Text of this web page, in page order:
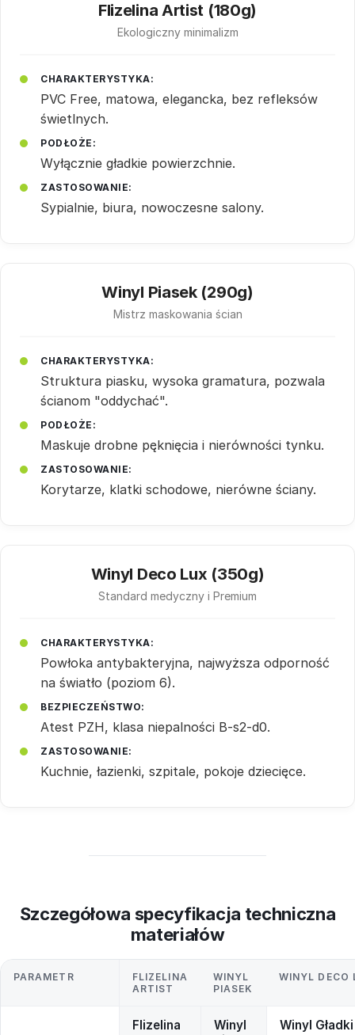
Flizelina Artist (180g)
Ekologiczny minimalizm
CHARAKTERYSTYKA:
PVC Free, matowa, elegancka, bez refleksów
świetlnych.
PODŁOŻE:
Wyłącznie gładkie powierzchnie.
ZASTOSOWANIE:
Sypialnie, biura, nowoczesne salony.
Winyl Piasek (290g)
Mistrz maskowania ścian
CHARAKTERYSTYKA:
Struktura piasku, wysoka gramatura, pozwala
ścianom "oddychać".
PODŁOŻE:
Maskuje drobne pęknięcia i nierówności tynku.
ZASTOSOWANIE:
Korytarze, klatki schodowe, nierówne ściany.
Winyl Deco Lux (350g)
Standard medyczny i Premium
CHARAKTERYSTYKA:
Powłoka antybakteryjna, najwyższa odporność
na światło (poziom 6).
BEZPIECZEŃSTWO:
Atest PZH, klasa niepalności B-s2-d0.
ZASTOSOWANIE:
Kuchnie, łazienki, szpitale, pokoje dziecięce.
Szczegółowa specyfikacja techniczna
materiałów
PARAMETR
FLIZELINA
ARTIST
WINYL
PIASEK
WINYL DECO
Flizelina
Winyl
Winyl Gładki